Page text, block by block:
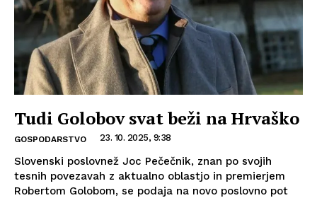
Tudi Golobov svat beži na Hrvaško
GOSPODARSTVO 23. 10. 2025, 9:38
Slovenski poslovnež Joc Pečečnik, znan po svojih
tesnih povezavah z aktualno oblastjo in premierjem
Robertom Golobom, se podaja na novo poslovno pot